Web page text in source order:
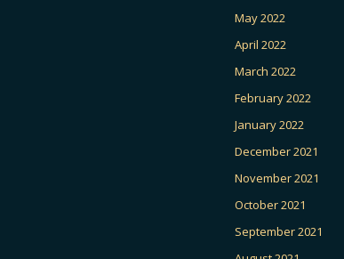
May 2022
April 2022
March 2022
February 2022
January 2022
December 2021
November 2021
October 2021
September 2021